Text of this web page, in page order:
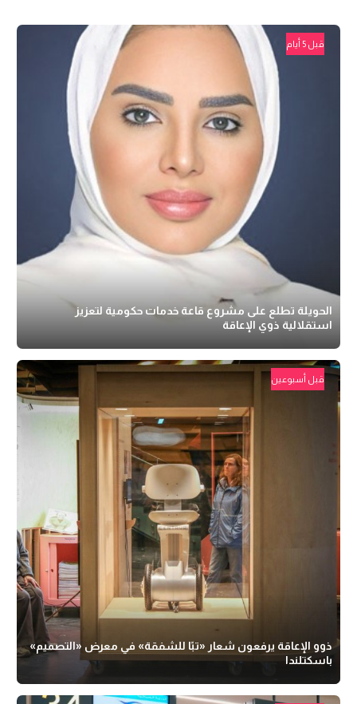
قبل 5 أيام
الحويلة تطلع على مشروع قاعة خدمات حكومية لتعزيز
استقلالية ذوي الإعاقة
قبل أسبوعين
ذوو الإعاقة يرفعون شعار «تبًا للشفقة» في معرض «التصميم»
باسكتلندا